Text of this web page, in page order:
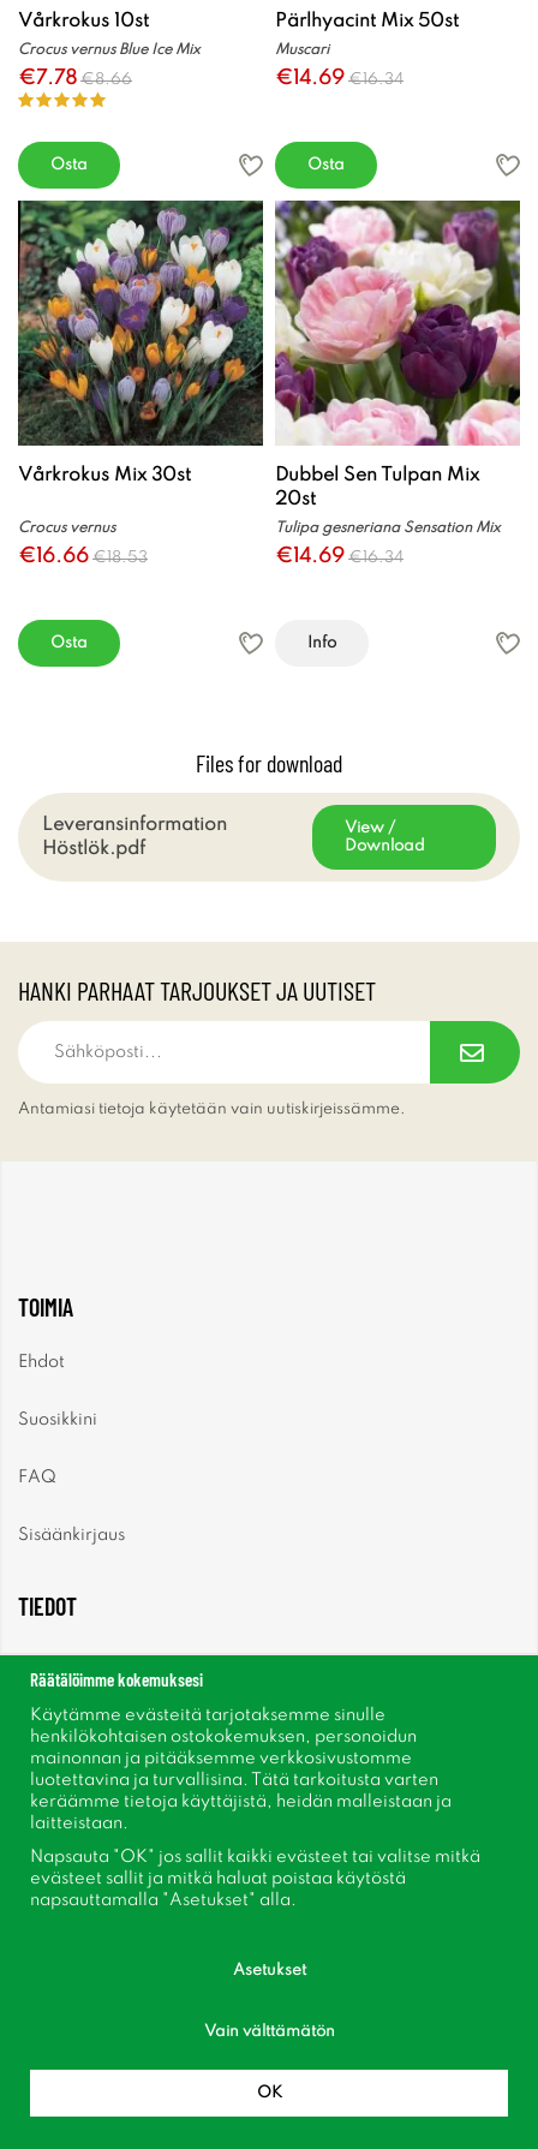
Vårkrokus 10st
Crocus vernus Blue Ice Mix
€7.78 €8.66
Osta
Pärlhyacint Mix 50st
Muscari
€14.69 €16.34
Osta
Vårkrokus Mix 30st
Crocus vernus
€16.66 €18.53
Osta
Dubbel Sen Tulpan Mix
20st
Tulipa gesneriana Sensation Mix
€14.69 €16.34
Info
Files for download
Leveransinformation
Höstlök.pdf
View /
Download
HANKI PARHAAT TARJOUKSET JA UUTISET
Antamiasi tietoja käytetään vain uutiskirjeissämme.
TOIMIA
Ehdot
Suosikkini
FAQ
Sisäänkirjaus
TIEDOT
Uutiset
Uutiskirje
Tietoja evästeistä
Inspiraatiota
Räätälöimme kokemuksesi
Käytämme evästeitä tarjotaksemme sinulle
henkilökohtaisen ostokokemuksen, personoidun
mainonnan ja pitääksemme verkkosivustomme
luotettavina ja turvallisina. Tätä tarkoitusta varten
keräämme tietoja käyttäjistä, heidän malleistaan ​​ja
laitteistaan.
Napsauta "OK" jos sallit kaikki evästeet tai valitse mitkä
evästeet sallit ja mitkä haluat poistaa käytöstä
napsauttamalla "Asetukset" alla.
Asetukset
Vain välttämätön
OK